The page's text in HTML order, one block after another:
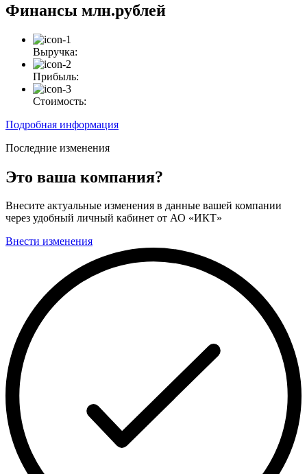
Финансы млн.рублей
Выручка:
Прибыль:
Стоимость:
Подробная информация
Последние изменения
Это ваша компания?
Внесите актуальные изменения в данные вашей компании
через удобный личный кабинет от АО «ИКТ»
Внести изменения